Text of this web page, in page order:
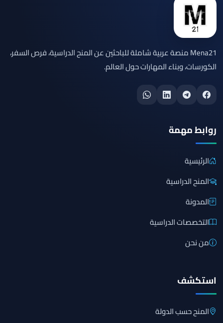
Mena21 منصة عربية شاملة للباحثين عن المنح الدراسية، فرص السفر،
الكورسات، وبناء المهارات حول العالم.
روابط مهمة
الرئيسية
المنح الدراسية
المدونة
التخصصات الدراسية
من نحن
استكشف
المنح حسب الدولة